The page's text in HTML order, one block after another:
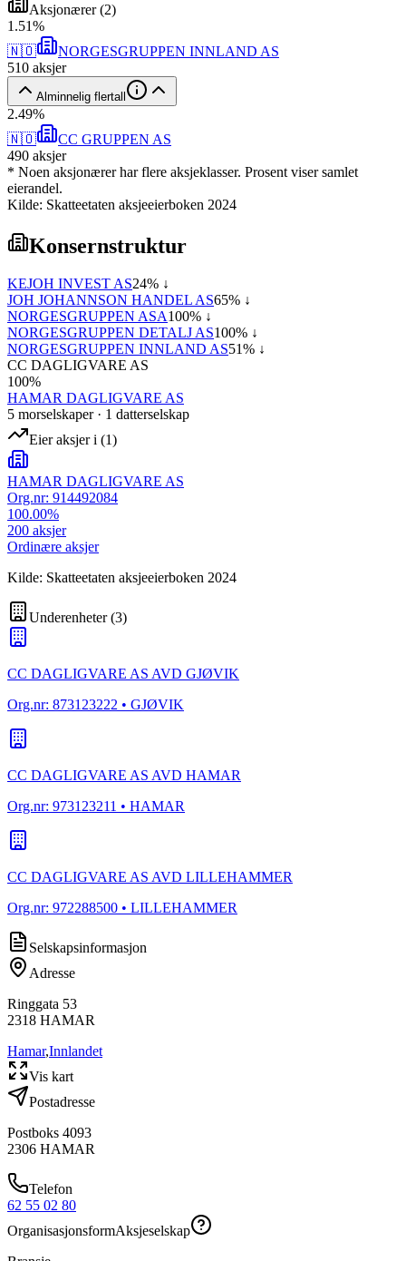
Aksjonærer(2)
1 .51%
🇳🇴
NORGESGRUPPEN INNLAND AS
510 aksjer
Alminnelig flertall
2.49%
🇳🇴
CC GRUPPEN AS
490 aksjer
* Noen aksjonærer har flere aksjeklasser. Prosent viser samlet
eierandel.
Kilde: Skatteetaten aksjeeierboken 2024
Konsernstruktur
KEJOH INVEST AS24% ↓
JOH JOHANNSON HANDEL AS65% ↓
NORGESGRUPPEN ASA100% ↓
NORGESGRUPPEN DETALJ AS100% ↓
NORGESGRUPPEN INNLAND AS51% ↓
CC DAGLIGVARE AS
100%
HAMAR DAGLIGVARE AS
5 morselskaper· 1 datterselskap
Eier aksjer i (1)
HAMAR DAGLIGVARE AS
Org.nr: 914492084
100.00%
200 aksjer
Ordinære aksjer
Kilde: Skatteetaten aksjeeierboken 2024
Underenheter(3)
CC DAGLIGVARE AS AVD GJØVIK
Org.nr: 873123222 • GJØVIK
CC DAGLIGVARE AS AVD HAMAR
Org.nr: 973123211 • HAMAR
CC DAGLIGVARE AS AVD LILLEHAMMER
Org.nr: 972288500 • LILLEHAMMER
Selskapsinformasjon
Adresse
Ringgata 53
2318 HAMAR
Hamar,Innlandet
Vis kart
Postadresse
Postboks 4093
2306 HAMAR
Telefon
62 55 02 80
OrganisasjonsformAksjeselskap